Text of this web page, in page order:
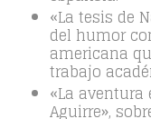
«La tesis de
del humor
americana
trabajo
«La aventura
Aguirre»,